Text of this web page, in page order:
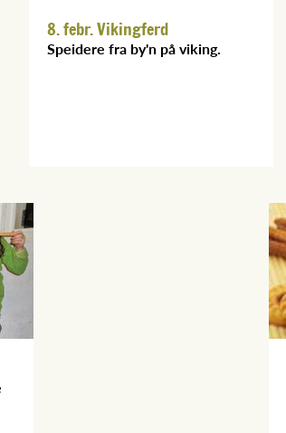
8. febr. Vikingferd
Speidere fra by'n på viking.